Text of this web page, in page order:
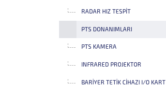
RADAR HIZ TESPIT
PTS DONANIMLARI
PTS KAMERA
INFRARED PROJEKTOR
BARIYER TETIK CIHAZI I/O KART